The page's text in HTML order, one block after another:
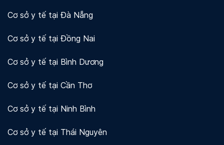
Cơ sở y tế tại Đà Nẵng
Cơ sở y tế tại Đồng Nai
Cơ sở y tế tại Bình Dương
Cơ sở y tế tại Cần Thơ
Cơ sở y tế tại Ninh Bình
Cơ sở y tế tại Thái Nguyên